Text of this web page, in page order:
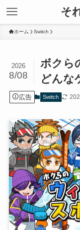
そ
ホーム Switch
ボクら
どんな
2026
8/08
広告 Switch